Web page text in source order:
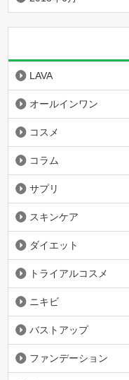
LAVA
オールインワン
コスメ
コラム
サプリ
スキンケア
ダイエット
トライアルコスメ
ニキビ
バストアップ
ファンデーション